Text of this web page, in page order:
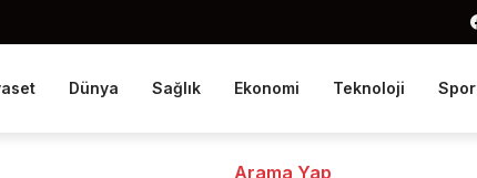
Dünya Sağlık Ekonomi Teknoloji Spor
Arama Yap